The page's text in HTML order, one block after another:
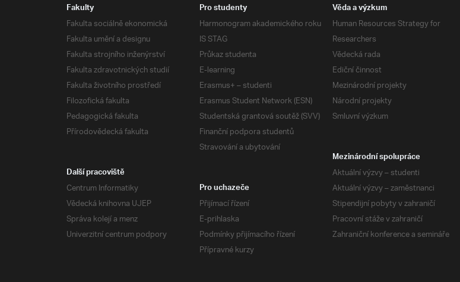
Fakulty
Fakulta sociálně ekonomická
Fakulta umění a designu
Fakulta strojního inženýrství
Fakulta zdravotnických studií
Fakulta životního prostředí
Filozofická fakulta
Pedagogická fakulta
Přírodovědecká fakulta
Pro studenty
Harmonogram akademického roku
IS STAG
Průkaz studenta
E-learning
Erasmus+ – studenti
Erasmus Student Network (ESN)
Studentská grantová soutěž (SVV)
Finanční podpora studentů
Stravování a ubytování
Věda a výzkum
Human Resources Strategy for
Researchers
Vědecká rada
Ediční činnost
Mezinárodní projekty
Národní projekty
Smluvní výzkum
Mezinárodní spolupráce
Aktuální výzvy – studenti
Aktuální výzvy – zaměstnanci
Stipendijní pobyty v zahraničí
Pracovní stáže v zahraničí
Zahraniční konference a semináře
Další pracoviště
Centrum Informatiky
Vědecká knihovna UJEP
Správa kolejí a menz
Univerzitní centrum podpory
Pro uchazeče
Přijímací řízení
E-prihlaska
Podmínky přijímacího řízení
Přípravné kurzy